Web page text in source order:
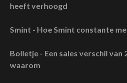
heeft verhoogd
Smint - Hoe Smint constante
Bolletje - Een sales verschil van
waarom